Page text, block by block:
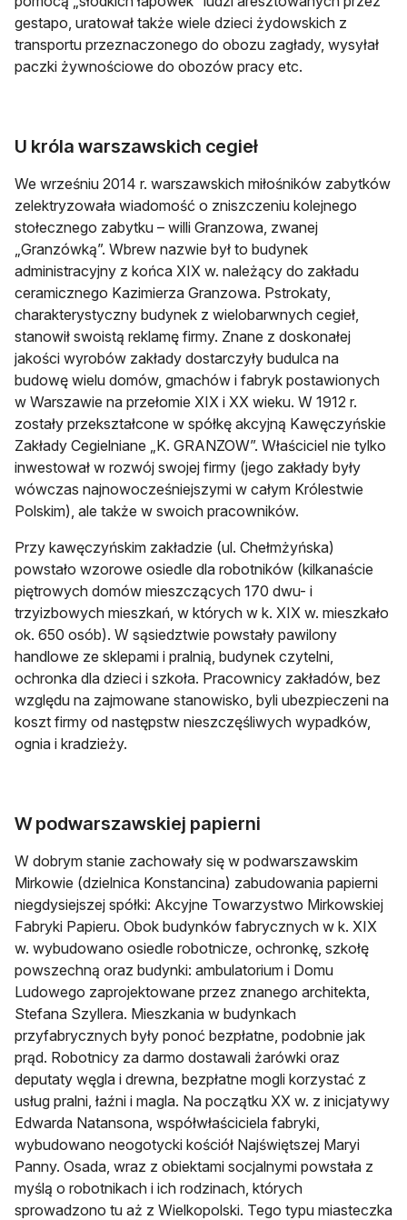
gestapo, uratował także wiele dzieci żydowskich z
transportu przeznaczonego do obozu zagłady, wysyłał
paczki żywnościowe do obozów pracy etc.
U króla warszawskich cegieł
We wrześniu 2014 r. warszawskich miłośników zabytków
zelektryzowała wiadomość o zniszczeniu kolejnego
stołecznego zabytku – willi Granzowa, zwanej
„Granzówką”. Wbrew nazwie był to budynek
administracyjny z końca XIX w. należący do zakładu
ceramicznego Kazimierza Granzowa. Pstrokaty,
charakterystyczny budynek z wielobarwnych cegieł,
stanowił swoistą reklamę firmy. Znane z doskonałej
jakości wyrobów zakłady dostarczyły budulca na
budowę wielu domów, gmachów i fabryk postawionych
w Warszawie na przełomie XIX i XX wieku. W 1912 r.
zostały przekształcone w spółkę akcyjną Kawęczyńskie
Zakłady Cegielniane „K. GRANZOW”. Właściciel nie tylko
inwestował w rozwój swojej firmy (jego zakłady były
wówczas najnowocześniejszymi w całym Królestwie
Polskim), ale także w swoich pracowników.
Przy kawęczyńskim zakładzie (ul. Chełmżyńska)
powstało wzorowe osiedle dla robotników (kilkanaście
piętrowych domów mieszczących 170 dwu- i
trzyizbowych mieszkań, w których w k. XIX w. mieszkało
ok. 650 osób). W sąsiedztwie powstały pawilony
handlowe ze sklepami i pralnią, budynek czytelni,
ochronka dla dzieci i szkoła. Pracownicy zakładów, bez
względu na zajmowane stanowisko, byli ubezpieczeni na
koszt firmy od następstw nieszczęśliwych wypadków,
ognia i kradzieży.
W podwarszawskiej papierni
W dobrym stanie zachowały się w podwarszawskim
Mirkowie (dzielnica Konstancina) zabudowania papierni
niegdysiejszej spółki: Akcyjne Towarzystwo Mirkowskiej
Fabryki Papieru. Obok budynków fabrycznych w k. XIX
w. wybudowano osiedle robotnicze, ochronkę, szkołę
powszechną oraz budynki: ambulatorium i Domu
Ludowego zaprojektowane przez znanego architekta,
Stefana Szyllera. Mieszkania w budynkach
przyfabrycznych były ponoć bezpłatne, podobnie jak
prąd. Robotnicy za darmo dostawali żarówki oraz
deputaty węgla i drewna, bezpłatne mogli korzystać z
usług pralni, łaźni i magla. Na początku XX w. z inicjatywy
Edwarda Natansona, współwłaściciela fabryki,
wybudowano neogotycki kościół Najświętszej Maryi
Panny. Osada, wraz z obiektami socjalnymi powstała z
myślą o robotnikach i ich rodzinach, których
sprowadzono tu aż z Wielkopolski. Tego typu miasteczka